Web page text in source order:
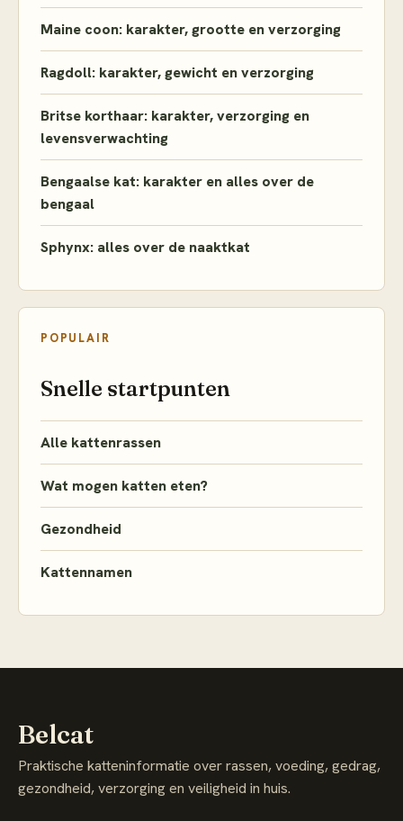
Maine coon: karakter, grootte en verzorging
Ragdoll: karakter, gewicht en verzorging
Britse korthaar: karakter, verzorging en
levensverwachting
Bengaalse kat: karakter en alles over de
bengaal
Sphynx: alles over de naaktkat
POPULAIR
Snelle startpunten
Alle kattenrassen
Wat mogen katten eten?
Gezondheid
Kattennamen
Belcat
Praktische katteninformatie over rassen, voeding, gedrag,
gezondheid, verzorging en veiligheid in huis.